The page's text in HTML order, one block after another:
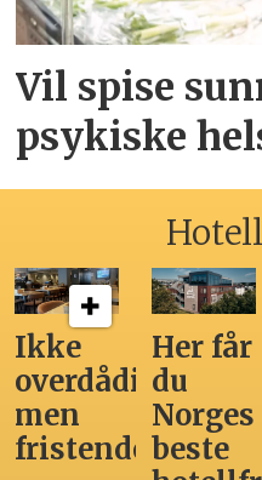
Vil spise
psykiske
Ikke
overdådig,
men
fristende
Her får
du
Norges
beste